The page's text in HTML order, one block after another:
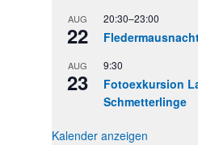
AUG
22
20:30–23:00
AUG
23
9:30
Fotoexkursion
Schmetterlinge
Kalender anzeigen